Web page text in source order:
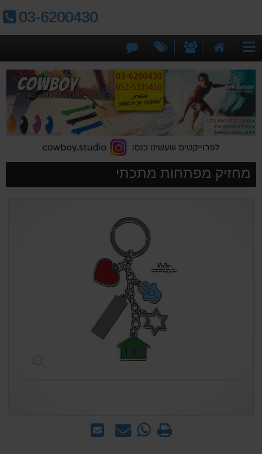
טלפון:
03-6200430
קטגוריות
הבית
אודותינומבצעים
קשר
מחזיק מפתחות מתכתי
שלח
שאל WhatsApp